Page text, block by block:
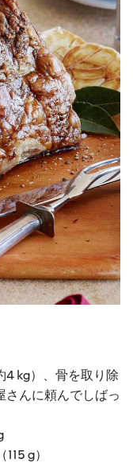
4 kg）、骨を取り除
さんに頼んでしばっ
g）